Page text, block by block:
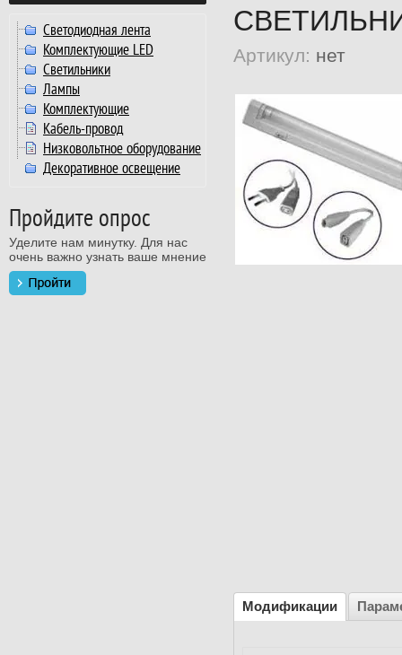
Светодиодная лента
Комплектующие LED
Светильники
Лампы
Комплектующие
Кабель-провод
Низковольтное оборудование
Декоративное освещение
Пройдите опрос
Уделите нам минутку. Для нас
очень важно узнать ваше мнение
Артикул: нет
Модификации